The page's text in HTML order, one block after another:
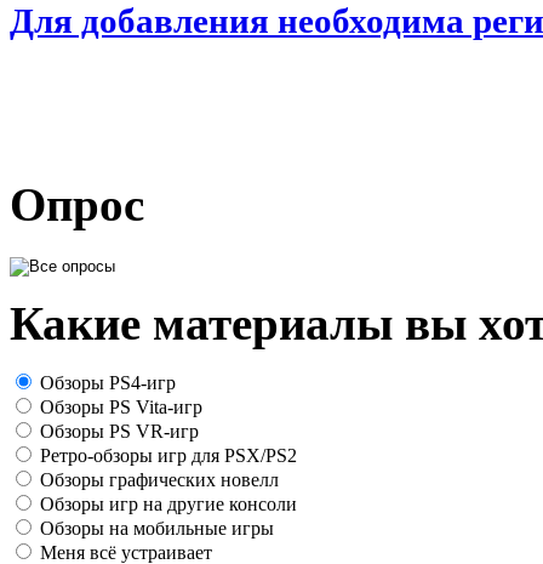
Для добавления необходима
Опрос
Какие материалы вы
Обзоры PS4-игр
Обзоры PS Vita-игр
Обзоры PS VR-игр
Ретро-обзоры игр для PSX/PS2
Обзоры графических новелл
Обзоры игр на другие консоли
Обзоры на мобильные игры
Меня всё устраивает